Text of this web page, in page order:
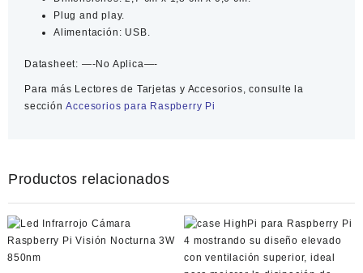
Plug and play.
Alimentación: USB.
Datasheet: —-No Aplica—-
Para más Lectores de Tarjetas y Accesorios, consulte la
secciónAccesorios para Raspberry Pi
Productos relacionados